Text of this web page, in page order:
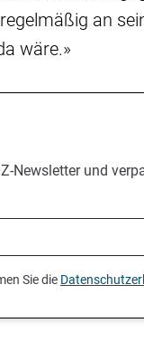
an
wäre.»
Newsletter und
Sie die